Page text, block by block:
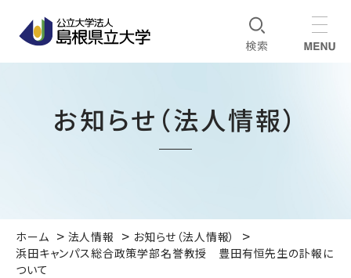
お知らせ（法人情報）
ホーム 法人情報
お知らせ（法人情報）
浜田キャンパス総合政策学部名誉教授 豊田有恒先生の訃報に
ついて